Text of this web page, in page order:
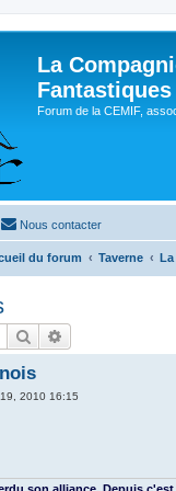
La
Fantastiques
Forum de la CEMIF,
Nous contacter
du forum Taverne
Rechercher
2010 16:15